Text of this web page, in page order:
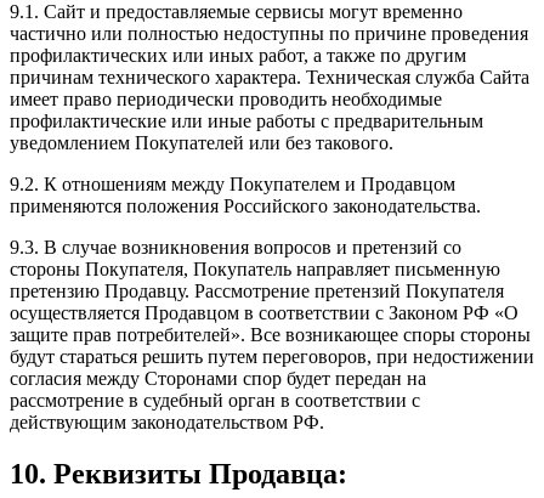
9.1. Сайт и предоставляемые сервисы могут временно
частично или полностью недоступны по причине проведения
профилактических или иных работ, а также по другим
причинам технического характера. Техническая служба Сайта
имеет право периодически проводить необходимые
профилактические или иные работы с предварительным
уведомлением Покупателей или без такового.
9.2. К отношениям между Покупателем и Продавцом
применяются положения Российского законодательства.
9.3. В случае возникновения вопросов и претензий со
стороны Покупателя, Покупатель направляет письменную
претензию Продавцу. Рассмотрение претензий Покупателя
осуществляется Продавцом в соответствии с Законом РФ «О
защите прав потребителей». Все возникающее споры стороны
будут стараться решить путем переговоров, при недостижении
согласия между Сторонами спор будет передан на
рассмотрение в судебный орган в соответствии с
действующим законодательством РФ.
10. Реквизиты Продавца: